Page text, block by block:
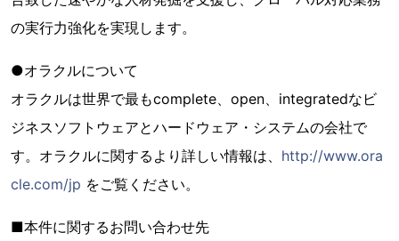
の実行力強化を実現します。
●オラクルについて
オラクルは世界で最もcomplete、open、integratedなビ
ジネスソフトウェアとハードウェア・システムの会社で
す。オラクルに関するより詳しい情報は、 http://www.ora
cle.com/jp をご覧ください。
■本件に関するお問い合わせ先